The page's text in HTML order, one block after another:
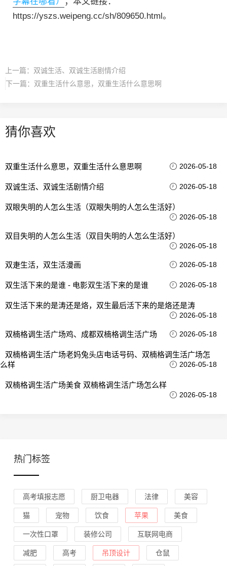
https://yszs.weipeng.cc/sh/809650.html。
上一篇： 双诚生活、双诚生活剧情介绍
下一篇： 双重生活什么意思，双重生活什么意思啊
猜你喜欢
双重生活什么意思，双重生活什么意思啊 2026-05-18
双诚生活、双诚生活剧情介绍 2026-05-18
双眼失明的人怎么生活（双眼失明的人怎么生活好）
2026-05-18
双目失明的人怎么生活（双目失明的人怎么生活好）
2026-05-18
双疌生活，双生活漫画 2026-05-18
双生活下来的是谁 - 电影双生活下来的是谁 2026-05-18
双生活下来的是涛还是烙，双生最后活下来的是烙还是涛
2026-05-18
双楠格调生活广场鸡、成都双楠格调生活广场 2026-05-18
双楠格调生活广场老妈兔头店电话号码、双楠格调生活广场怎
么样
2026-05-18
双楠格调生活广场美食 双楠格调生活广场怎么样
2026-05-18
热门标签
高考填报志愿 厨卫电器 法律 美容
猫 宠物 饮食 苹果 美食
一次性口罩 装修公司 互联网电商
减肥 高考 吊顶设计 仓鼠